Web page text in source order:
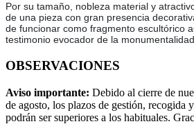
Por su tamaño, nobleza material y
de una pieza con gran presencia
de funcionar como fragmento escultórico
testimonio evocador de la
OBSERVACIONES
Aviso importante: Debido al cierre de
de agosto, los plazos de gestión, recogida
podrán ser superiores a los habituales.